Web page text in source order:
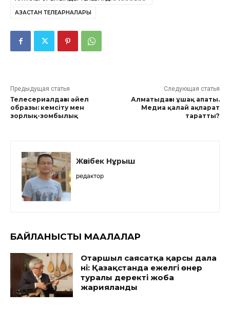
ҚАЗАҚСТАН ТЕЛЕАРНАЛАРЫ
Предыдущая статья
Телесериалдағы әйел
образы: кемсіту мен
зорлық-зомбылық
Следующая статья
Алматыдағы ұшақ апаты.
Медиа қалай ақпарат
таратты?
Жәнібек Нұрыш
редактор
БАЙЛАНЫСТЫ МАҚАЛАЛАР
Отаршыл саясатқа қарсы дала
үні: Қазақстанда ежелгі өнер
туралы деректі жоба
жарияланды